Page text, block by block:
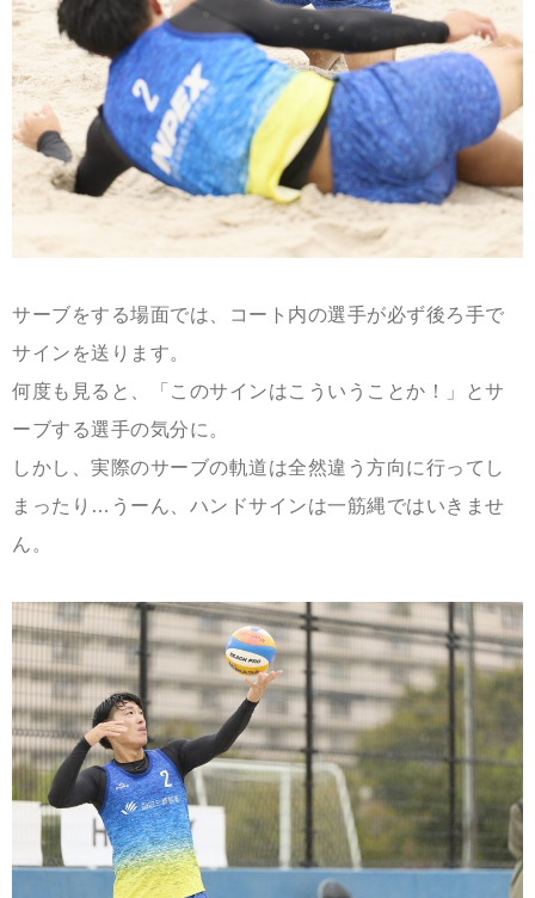
サーブをする場面では、コート内の選手が必ず後ろ手で
サインを送ります。
何度も見ると、「このサインはこういうことか！」とサ
ーブする選手の気分に。
しかし、実際のサーブの軌道は全然違う方向に行ってし
まったり…うーん、ハンドサインは一筋縄ではいきませ
ん。